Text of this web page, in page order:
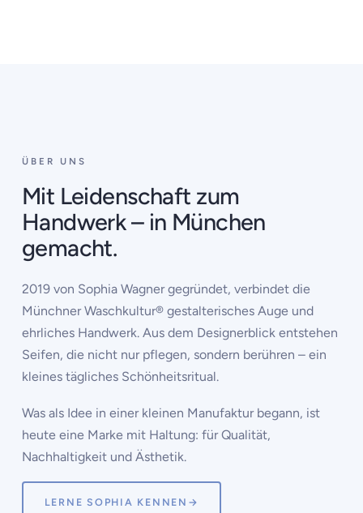
ÜBER UNS
Mit Leidenschaft zum
Handwerk – in München
gemacht.
2019 von Sophia Wagner gegründet, verbindet die
Münchner Waschkultur® gestalterisches Auge und
ehrliches Handwerk. Aus dem Designerblick entstehen
Seifen, die nicht nur pflegen, sondern berühren – ein
kleines tägliches Schönheitsritual.
Was als Idee in einer kleinen Manufaktur begann, ist
heute eine Marke mit Haltung: für Qualität,
Nachhaltigkeit und Ästhetik.
LERNE SOPHIA KENNEN →